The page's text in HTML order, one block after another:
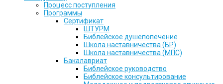
Процесс поступления
Программы
Сертификат
ШТУРМ
Библейское душепопечение
Школа наставничества (БР)
Школа наставничества (МПС)
Бакалавриат
Библейское руководство
Библейское консультирование